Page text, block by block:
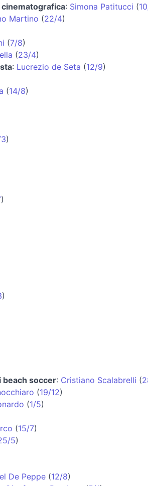
: Simona Patitucci (
Martino (22/4)
(7/8)
(23/4)
: Lucrezio de Seta (12/9)
(14/8)
)
)
)
beach soccer: Cristiano Scalabrelli (
(19/12)
(1/5)
(15/7)
5)
De Peppe(12/8)